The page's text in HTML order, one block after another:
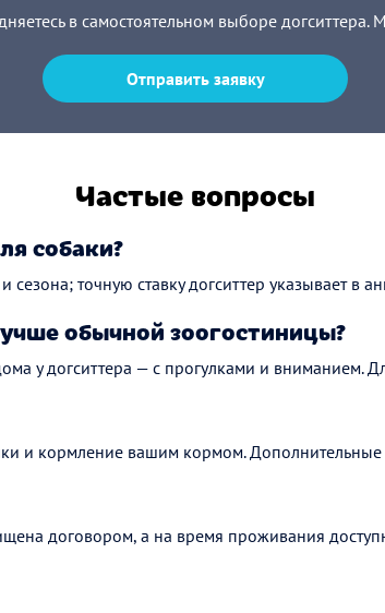
в самостоятельном выборе
Отправить заявку
Частые вопросы
собаки?
точную ставку догситтер указывает в
обычной зоогостиницы?
у догситтера — с прогулками и вниманием.
и кормление вашим кормом. Дополнительные
договором, а на время проживания